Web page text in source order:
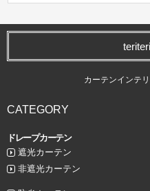
カーテンインテ
CATEGORY
ドレープカーテン
遮光カーテン
非遮光カーテン